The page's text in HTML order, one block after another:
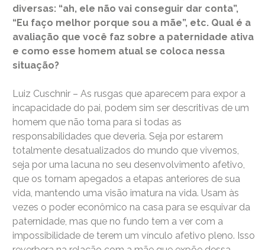
diversas: “ah, ele não vai conseguir dar conta”,
“Eu faço melhor porque sou a mãe”, etc. Qual é a
avaliação que você faz sobre a paternidade ativa
e como esse homem atual se coloca nessa
situação?
Luiz Cuschnir – As rusgas que aparecem para expor a
incapacidade do pai, podem sim ser descritivas de um
homem que não toma para si todas as
responsabilidades que deveria. Seja por estarem
totalmente desatualizados do mundo que vivemos,
seja por uma lacuna no seu desenvolvimento afetivo,
que os tornam apegados a etapas anteriores de sua
vida, mantendo uma visão imatura na vida. Usam às
vezes o poder econômico na casa para se esquivar da
paternidade, mas que no fundo tem a ver com a
impossibilidade de terem um vínculo afetivo pleno. Isso